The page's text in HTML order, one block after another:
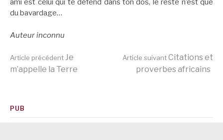
ami est celui qui te défend dans ton dos, le reste n’est que
du bavardage…
Auteur inconnu
Lire
la
Article précédent Je
m’appelle la Terre
Article suivantCitations et
proverbes africains
PUB